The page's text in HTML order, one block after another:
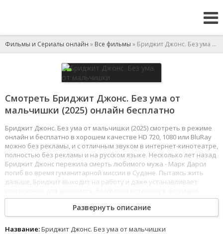
Фильмы и Сериалы онлайн » Все фильмы » Бриджит Джонс. Без ума от мальчишки
Смотреть Бриджит Джонс. Без ума от
мальчишки (2025) онлайн бесплатно
Бриджит Джонс. Без ума от мальчишки (2025) смотреть в режиме
онлайн и бесплатно в хорошем качестве HD 720, 1080 или BluRay
можно без рекламы, и с отличным звуком в интернет-кинотеатре,
полностью без рекламы и на русском языке. Несколько лет назад
Бриджит Джонс пережила смерть любимого мужа - Марк Дарси
погиб во время гуманитарной миссии в Судане. Пытаясь жить
дальше, Бриджит выходит на работу и даже устанавливает
появляется молодой красавчик. Теперь матери-одиночке нужно
как-то совмещать дом, работу и романтические отношения,
поддерживать сына, которому остро не хватает отца, а также
противостоять осуждению идеальных мамочек из его школы.
Развернуть описание
Название:Бриджит Джонс. Без ума от мальчишки